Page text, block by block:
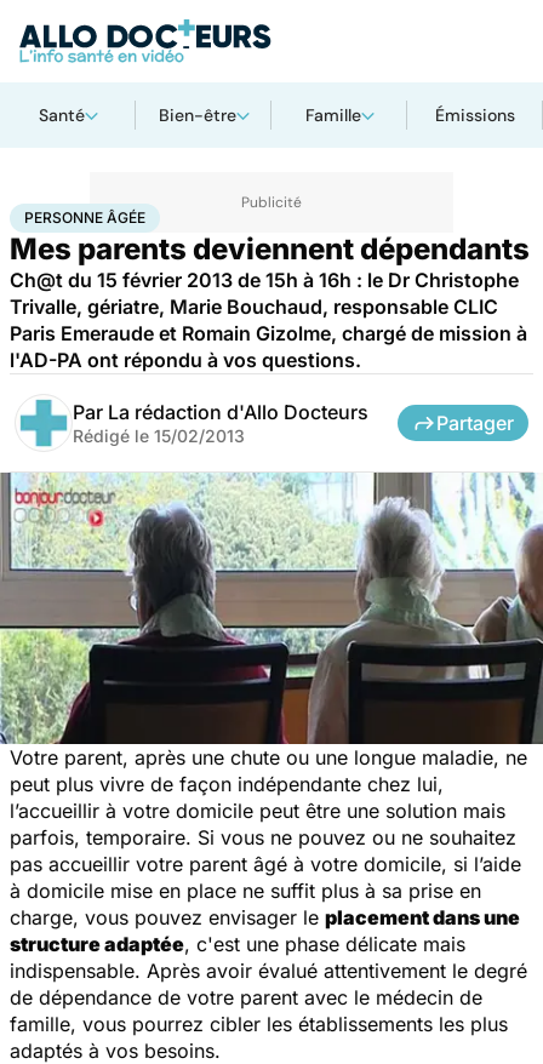
Santé Bien-être Famille Émissions
AccueilSantéMaladies Personne âgée
PERSONNE ÂGÉE
Mes parents deviennent dépendants
Ch@t du 15 février 2013 de 15h à 16h : le Dr Christophe
Trivalle, gériatre, Marie Bouchaud, responsable CLIC
Paris Emeraude et Romain Gizolme, chargé de mission à
l'AD-PA ont répondu à vos questions.
Par La rédaction d'Allo Docteurs
Rédigé le 15/02/2013
Partager
Votre parent, après une chute ou une longue maladie, ne
peut plus vivre de façon indépendante chez lui,
l’accueillir à votre domicile peut être une solution mais
parfois, temporaire. Si vous ne pouvez ou ne souhaitez
pas accueillir votre parent âgé à votre domicile, si l’aide
à domicile mise en place ne suffit plus à sa prise en
charge, vous pouvez envisager le placement dans une
structure adaptée, c'est une phase délicate mais
indispensable. Après avoir évalué attentivement le degré
de dépendance de votre parent avec le médecin de
famille, vous pourrez cibler les établissements les plus
adaptés à vos besoins.